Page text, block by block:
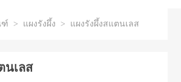
ฑ์ > แผงรังผึ้ง > แผงรังผึ้งสแตนเลส
นเลส